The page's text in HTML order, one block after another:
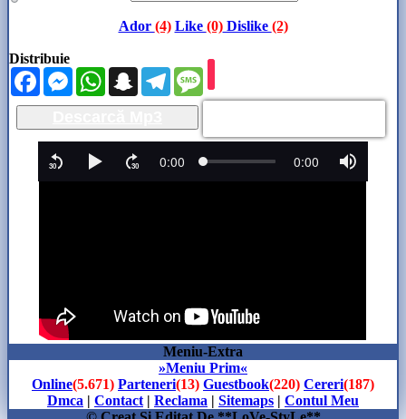
Ador (4) Like (0)Dislike (2)
Distribuie
FacebookMessengerWhatsAppSnapchatTelegram
Meniu-Extra
»Meniu Prim«
Online(5.671) Parteneri(13) Guestbook(220) Cereri(187)
Dmca | Contact | Reclama | Sitemaps | Contul Meu